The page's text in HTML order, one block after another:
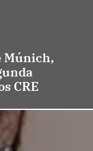
Múnich,
CRE